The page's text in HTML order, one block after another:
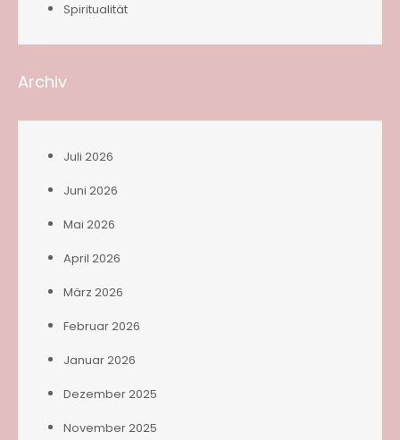
Spiritualität
Archiv
Juli 2026
Juni 2026
Mai 2026
April 2026
März 2026
Februar 2026
Januar 2026
Dezember 2025
November 2025